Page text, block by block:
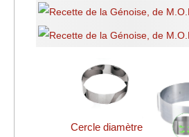
Cercle diamètre